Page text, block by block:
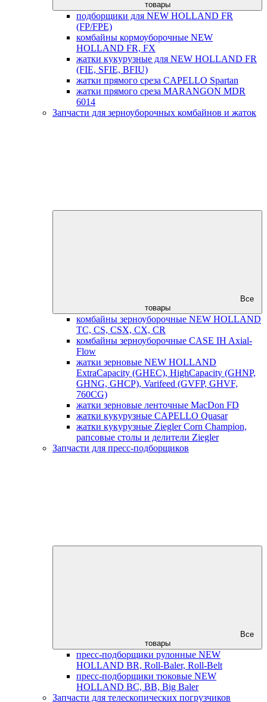
товары
подборщики для NEW HOLLAND FR
(FP/FPE)
комбайны кормоуборочные NEW
HOLLAND FR, FX
жатки кукурузные для NEW HOLLAND FR
(FIE, SFIE, BFIU)
жатки прямого среза CAPELLO Spartan
жатки прямого среза MARANGON MDR
6014
Запчасти для зерноуборочных комбайнов и жаток
Все
товары
комбайны зерноуборочные NEW HOLLAND
TC, CS, CSX, CX, CR
комбайны зерноуборочные CASE IH Axial-
Flow
жатки зерновые NEW HOLLAND
ExtraCapacity (GHEC), HighCapacity (GHNP,
GHNG, GHCP), Varifeed (GVFP, GHVF,
760CG)
жатки зерновые ленточные MacDon FD
жатки кукурузные CAPELLO Quasar
жатки кукурузные Ziegler Corn Champion,
рапсовые столы и делители Ziegler
Запчасти для пресс-подборщиков
Все
товары
пресс-подборщики рулонные NEW
HOLLAND BR, Roll-Baler, Roll-Belt
пресс-подборщики тюковые NEW
HOLLAND BC, BB, Big Baler
Запчасти для телескопических погрузчиков